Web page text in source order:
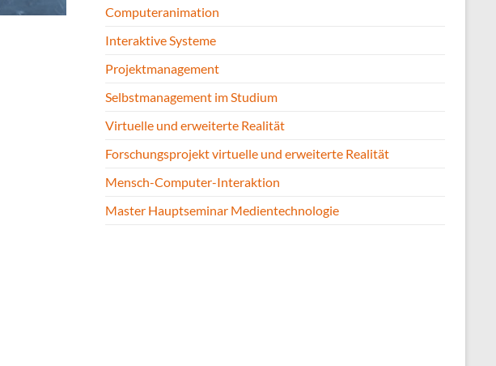
Computeranimation
Interaktive Systeme
Projektmanagement
Selbstmanagement im Studium
Virtuelle und erweiterte Realität
Forschungsprojekt virtuelle und erweiterte Realität
Mensch-Computer-Interaktion
Master Hauptseminar Medientechnologie